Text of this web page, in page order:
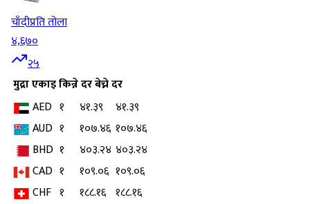
चाँदीप्रति तोला
४,६७०
२५
मुद्राएकाइकिन्ने दरबेच्ने दर
AED १ ४१.३९
४१.३९
AUD १ १०७.४६ १०७.४६
BHD १ ४०३.२४ ४०३.२४
CAD १ १०९.०६ १०९.०६
CHF १ १८८.१६ १८८.१६